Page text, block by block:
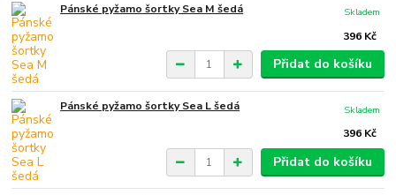
Pánské pyžamo šortky Sea M šedá
396 Kč
Skladem
Přidat do košíku
Pánské pyžamo šortky Sea L šedá
396 Kč
Skladem
Přidat do košíku